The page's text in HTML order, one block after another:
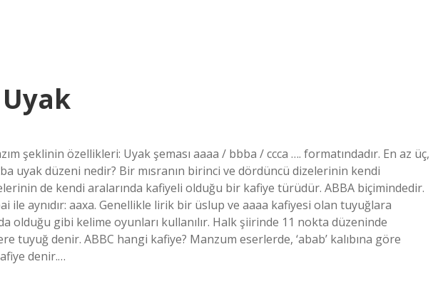
şeklinin özellikleri: Uyak şeması aaaa / bbba / ccca …. formatındadır. En az üç,
uyak düzeni nedir? Bir mısranın birinci ve dördüncü dizelerinin kendi
de kendi aralarında kafiyeli olduğu bir kafiye türüdür. ABBA biçimindedir.
ile aynıdır: aaxa. Genellikle lirik bir üslup ve aaaa kafiyesi olan tuyuğlara
olduğu gibi kelime oyunları kullanılır. Halk şiirinde 11 nokta düzeninde
tuyuğ denir. ABBC hangi kafiye? Manzum eserlerde, ‘abab’ kalıbına göre
denir.…